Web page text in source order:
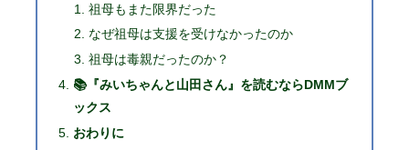
祖母もまた限界だった
なぜ祖母は支援を受けなかったのか
祖母は毒親だったのか？
📚『みいちゃんと山田さん』を読むならDMMブ
ックス
おわりに